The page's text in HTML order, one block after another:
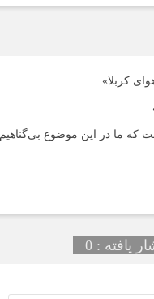
کربلا»
که ما در این موضوع بی‌گناهیم
یافته : 0